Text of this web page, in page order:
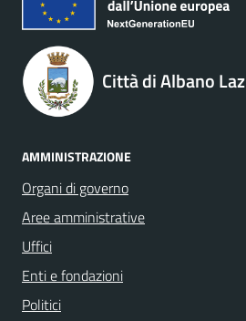
Città di Albano
AMMINISTRAZIONE
Organi di governo
Aree amministrative
Uffici
Enti e fondazioni
Politici